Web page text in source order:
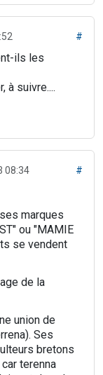
#
ils les
à suivre....
08:34 #
marques
ou "MAMIE
se vendent
de la
union de
Ses
bretons
terenna